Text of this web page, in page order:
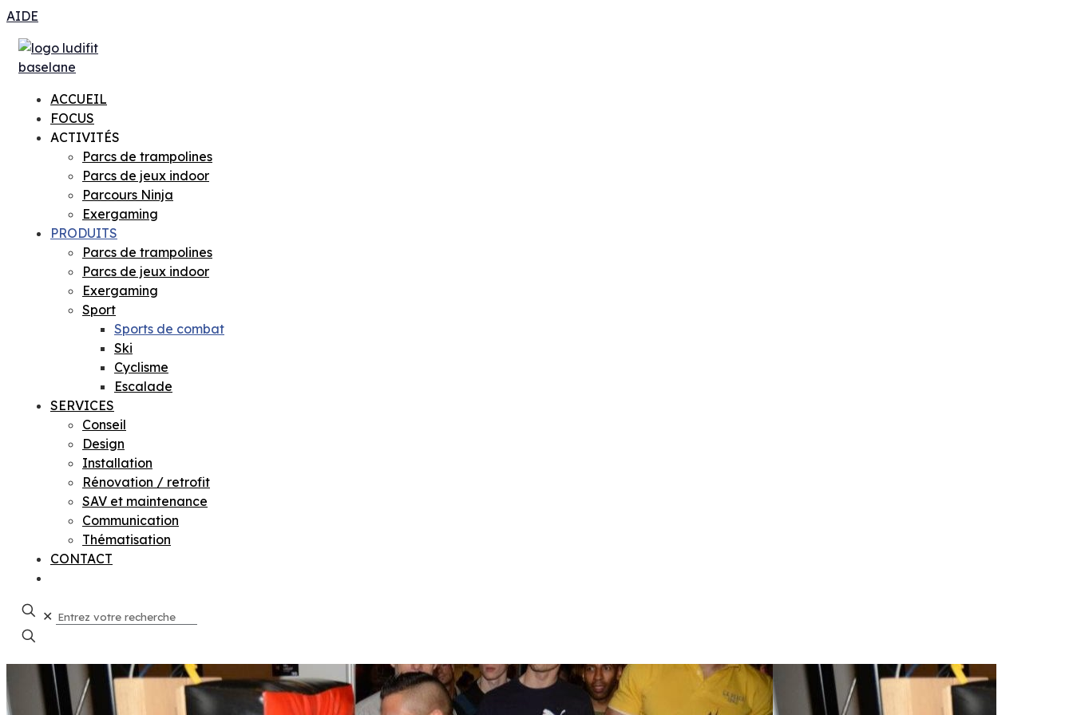
AIDE
ACCUEIL
FOCUS
ACTIVITÉS
Parcs de trampolines
Parcs de jeux indoor
Parcours Ninja
Exergaming
PRODUITS
Parcs de trampolines
Parcs de jeux indoor
Exergaming
Sport
Sports de combat
Ski
Cyclisme
Escalade
SERVICES
Conseil
Design
Installation
Rénovation / retrofit
SAV et maintenance
Communication
Thématisation
CONTACT
✕